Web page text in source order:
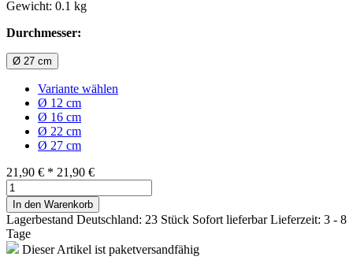
Gewicht: 0.1 kg
Durchmesser:
Ø 27 cm
Variante wählen
Ø 12 cm
Ø 16 cm
Ø 22 cm
Ø 27 cm
21,90 € * 21,90 €
In den Warenkorb
Lagerbestand Deutschland: 23 Stück Sofort lieferbarLieferzeit: 3 - 8
Tage
Dieser Artikel ist paketversandfähig